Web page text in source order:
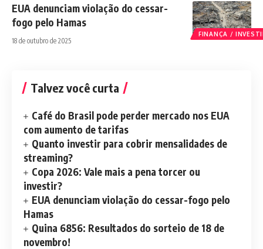
FINANÇA /
EUA denunciam violação do cessar-
fogo pelo Hamas
18 de outubro de 2025
Talvez você curta
Café do Brasil pode perder mercado nos EUA
com aumento de tarifas
Quanto investir para cobrir mensalidades de
streaming?
Copa 2026: Vale mais a pena torcer ou
investir?
EUA denunciam violação do cessar-fogo pelo
Hamas
Quina 6856: Resultados do sorteio de 18 de
novembro!